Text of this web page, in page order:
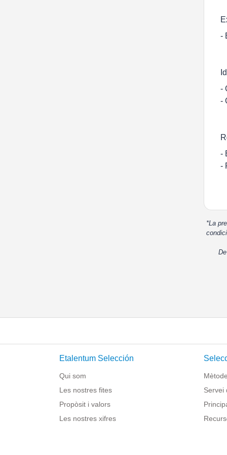
-
-
-
-
-
*La
Etalentum Selección
Qui som
Les nostres fites
Propòsit i valors
Les nostres xifres
Servei